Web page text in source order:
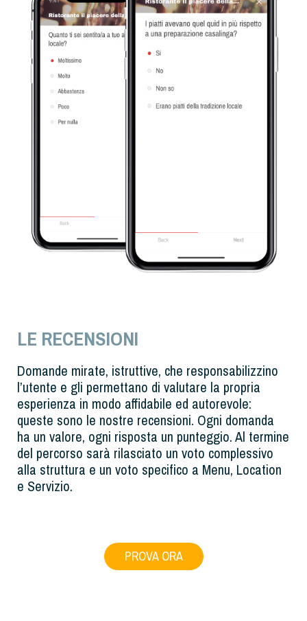
LE RECENSIONI
Domande mirate, istruttive, che responsabilizzino
l’utente e gli permettano di valutare la propria
esperienza in modo affidabile ed autorevole:
queste sono le nostre recensioni. Ogni domanda
ha un valore, ogni risposta un punteggio. Al termine
del percorso sarà rilasciato un voto complessivo
alla struttura e un voto specifico a Menu, Location
e Servizio.
PROVA ORA